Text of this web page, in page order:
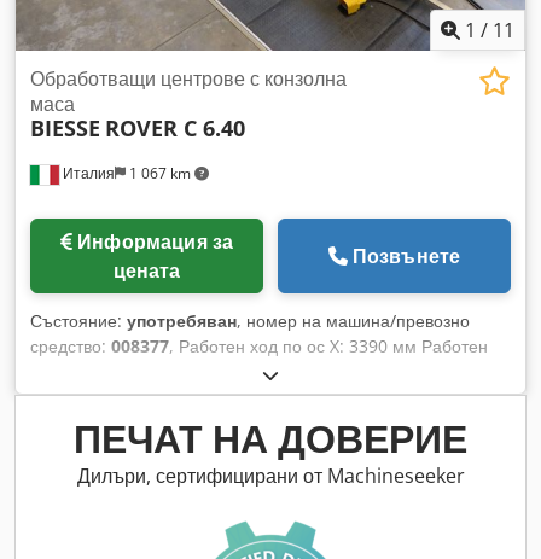
1 / 11
Италия 1 067 km
Обработващи центрове с конзолна
маса
BIESSE ROVER C 6.40
Информация за
цената
Позвънете
Състояние: употребяван, номер на машина/превозно
средство: 008377, Работен ход по ос X: 3390 мм Работен
ход по ос Y: 1570 мм Работна повърхност: С вакуумни
конзолни опори Мощност на основния шпиндел: 13 kW
Chjdjx Swb Aepfx Ahbsa Брой контролирани оси: 4 оси
Брой бормашинни шпиндели: 32 Брой позиции за
инструменти: 10
ПЕЧАТ НА ДОВЕРИЕ
Дилъри, сертифицирани от Machineseeker